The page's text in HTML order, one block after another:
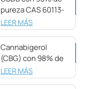
pureza CAS 60113-
11-3
LEER MÁS
Cannabigerol
(CBG) con 98% de
pureza CAS
LEER MÁS